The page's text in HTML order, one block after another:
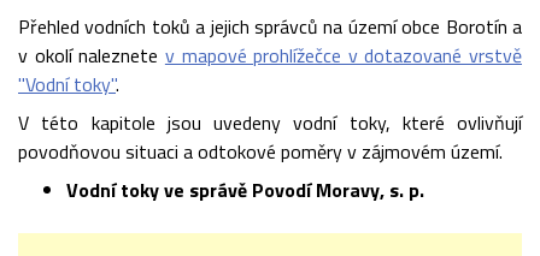
Přehled vodních toků a jejich správců na území obce Borotín a
v okolí naleznete v mapové prohlížečce v dotazované vrstvě
"Vodní toky".
V této kapitole jsou uvedeny vodní toky, které ovlivňují
povodňovou situaci a odtokové poměry v zájmovém území.
Vodní toky ve správě Povodí Moravy, s. p.